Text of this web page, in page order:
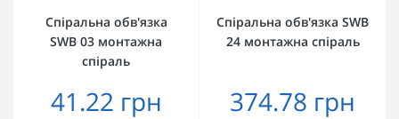
Спіральна обв'язка
SWB 03 монтажна
спіраль
41.22 грн
Спіральна обв'язка SWB
24 монтажна спіраль
374.78 грн